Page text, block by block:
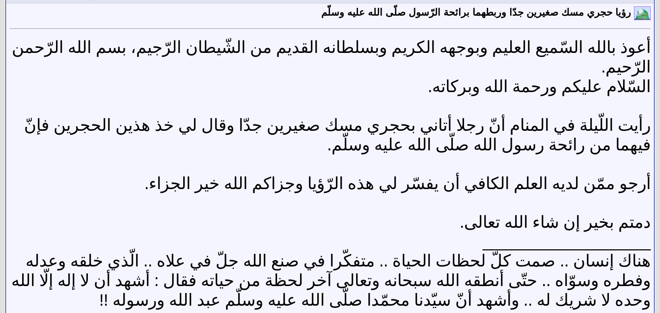
رؤيا حجري مسك صغيرين جدّا وربطهما برائحة الرّسول صلّى الله عليه وسلّم
أعوذ بالله السّميع العليم وبوجهه الكريم وبسلطانه القديم من الشّيطان الرّجيم، بسم الله الرّحمن
الرّحيم.
السّلام عليكم ورحمة الله وبركاته.
رأيت اللّيلة في المنام أنّ رجلا أتاني بحجري مسك صغيرين جدّا وقال لي خذ هذين الحجرين فإنّ
فيهما من رائحة رسول الله صلّى الله عليه وسلّم.
أرجو ممّن لديه العلم الكافي أن يفسّر لي هذه الرّؤيا وجزاكم الله خير الجزاء.
دمتم بخير إن شاء الله تعالى.
هناك إنسان .. صمت كلّ لحظات الحياة .. متفكّرا في صنع الله جلّ في علاه .. الّذي خلقه وعدله
وفطره وسوّاه .. حتّى أنطقه الله سبحانه وتعالى آخر لحظة من حياته فقال : أشهد أن لا إله إلّا الله
وحده لا شريك له .. وأشهد أنّ سيّدنا محمّدا صلّى الله عليه وسلّم عبد الله ورسوله !!